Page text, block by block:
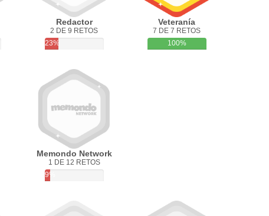
Redactor
2 DE 9 RETOS
23%
Veteranía
7 DE 7 RETOS
100%
Memondo Network
1 DE 12 RETOS
9%